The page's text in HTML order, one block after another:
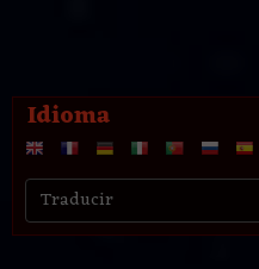
Idioma